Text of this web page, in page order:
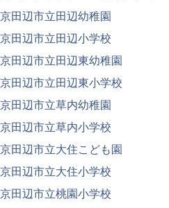
京田辺市立田辺幼稚園
京田辺市立田辺小学校
京田辺市立田辺東幼稚園
京田辺市立田辺東小学校
京田辺市立草内幼稚園
京田辺市立草内小学校
京田辺市立大住こども園
京田辺市立大住小学校
京田辺市立桃園小学校